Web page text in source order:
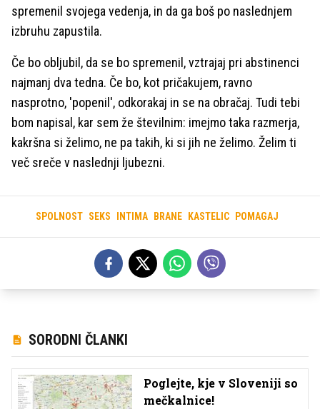
spremenil svojega vedenja, in da ga boš po naslednjem
izbruhu zapustila.
Če bo obljubil, da se bo spremenil, vztrajaj pri abstinenci
najmanj dva tedna. Če bo, kot pričakujem, ravno
nasprotno, 'popenil', odkorakaj in se na obračaj. Tudi tebi
bom napisal, kar sem že številnim: imejmo taka razmerja,
kakršna si želimo, ne pa takih, ki si jih ne želimo. Želim ti
več sreče v naslednji ljubezni.
SPOLNOST SEKS INTIMA BRANE KASTELIC POMAGAJ
SORODNI ČLANKI
Poglejte, kje v Sloveniji so
mečkalnice!